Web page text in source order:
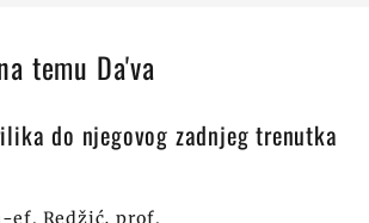
temu Da'va
do njegovog zadnjeg trenutka
Redžić, prof.